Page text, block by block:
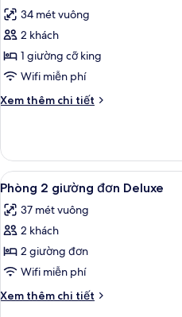
để
lọc
tìm
phòng
cả
ảnh
Phòng
Tiêu
chuẩn
34 mét vuông
2 khách
1 giường cỡ king
Wifi miễn phí
Xem thêm chi tiết
Chi
Phòng
Tiêu
chuẩn
Xem
tất
cả
ảnh
Phòng
2
giường
đơn
6
Phòng 2 giường đơn Deluxe
37 mét vuông
2 khách
2 giường đơn
Wifi miễn phí
Xem thêm chi tiết
Chi